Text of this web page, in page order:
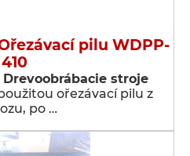
pilu WDPP-
410
stroje
ořezávací pilu z
po …